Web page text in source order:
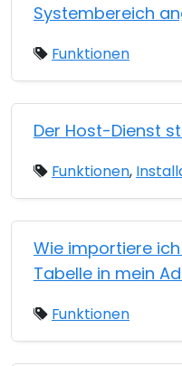
Systembereich
Funktionen
Der Host-Dienst
Funktionen,
Wie importiere
Tabelle in mein
Funktionen